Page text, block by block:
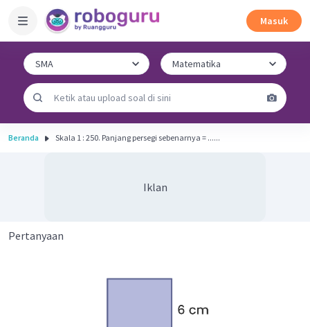
Masuk
Beranda Skala 1 : 250. Panjang persegi sebenarnya = ......
Iklan
Pertanyaan